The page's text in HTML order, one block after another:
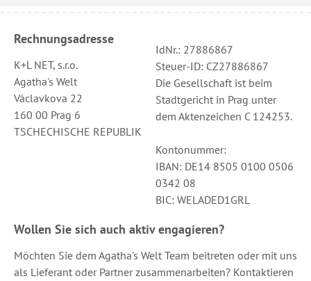
Rechnungsadresse
K+L NET, s.r.o.
Agatha's Welt
Václavkova 22
160 00 Prag 6
TSCHECHISCHE REPUBLIK
IdNr.: 27886867
Steuer-ID: CZ27886867
Die Gesellschaft ist beim
Stadtgericht in Prag unter
dem Aktenzeichen C 124253.
Kontonummer:
IBAN: DE14 8505 0100 0506
0342 08
BIC: WELADED1GRL
Wollen Sie sich auch aktiv engagieren?
Möchten Sie dem Agatha's Welt Team beitreten oder mit uns
als Lieferant oder Partner zusammenarbeiten? Kontaktieren